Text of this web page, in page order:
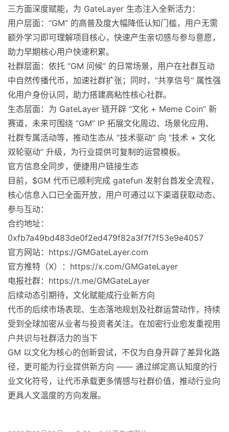
三方面深度赋能，为 GateLayer 生态注入全新活力：
用户层面：“GM” 的高普及度大幅降低认知门槛，用户无需
额外学习即可理解项目核心，快速产生亲切感与参与意愿，
助力早期核心用户快速积累。
社群层面：依托 “GM 问候” 的日常场景，用户在社群互动
中自然传播代币，加速社群扩张；同时，“共享信号” 属性强
化用户身份认同，助力搭建高粘性核心社群。
生态层面：为 GateLayer 链开辟 “文化 + Meme Coin” 新
赛道，未来可围绕 “GM” IP 拓展文化周边、场景化应用、
社群专属活动等，推动生态从 “技术驱动” 向 “技术 + 文化
双轮驱动” 升级，为行业提供可复制的运营模板。
官方信息全同步，便捷用户链接生态
目前，$GM 代币已顺利完成 gatefun 发射台首发全流程，
核心信息入口已全面开放，用户可通过以下渠道获取动态、
参与互动：
合约地址：
0xfb7a49bd483de0f2ed479f82a3f7f7f53e9e4057
官方网站：https://GMGateLayer.com
官方推特（X）：https://x.com/GMGateLayer
电报社群：https://t.me/GMGateLayer
后续动态引期待，文化赋能成行业新方向
代币的后续市场表现、生态落地规划及社群运营动作，持续
受到全球加密从业者与投资者关注。在加密行业愈发重视用
户共识与社群活力的当下
GM 以文化为核心的创新尝试，不仅为自身开辟了差异化路
径，更可能为行业提供新方向 —— 通过绑定高认知度的行
业文化符号，让代币承载更多情感与社群价值，推动行业向
更具人文温度的方向发展。